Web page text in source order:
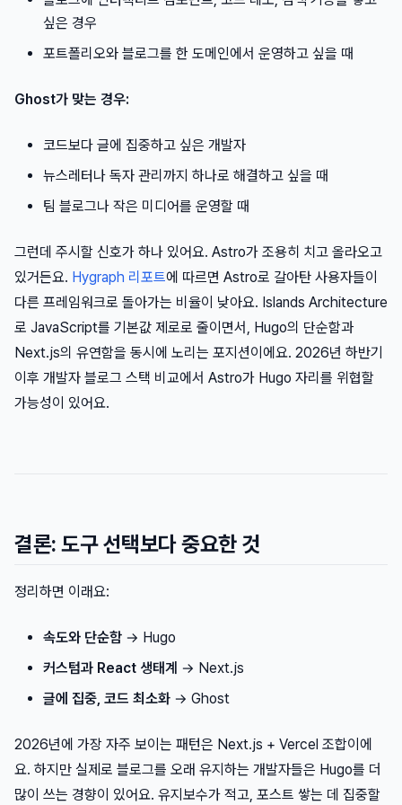
싶은 경우
포트폴리오와 블로그를 한 도메인에서 운영하고 싶을 때
Ghost가 맞는 경우:
코드보다 글에 집중하고 싶은 개발자
뉴스레터나 독자 관리까지 하나로 해결하고 싶을 때
팀 블로그나 작은 미디어를 운영할 때
그런데 주시할 신호가 하나 있어요. Astro가 조용히 치고 올라오고
있거든요. Hygraph 리포트에 따르면 Astro로 갈아탄 사용자들이
다른 프레임워크로 돌아가는 비율이 낮아요. Islands Architecture
로 JavaScript를 기본값 제로로 줄이면서, Hugo의 단순함과
Next.js의 유연함을 동시에 노리는 포지션이에요. 2026년 하반기
이후 개발자 블로그 스택 비교에서 Astro가 Hugo 자리를 위협할
가능성이 있어요.
결론: 도구 선택보다 중요한 것
정리하면 이래요:
속도와 단순함 → Hugo
커스텀과 React 생태계 → Next.js
글에 집중, 코드 최소화 → Ghost
2026년에 가장 자주 보이는 패턴은 Next.js + Vercel 조합이에
요. 하지만 실제로 블로그를 오래 유지하는 개발자들은 Hugo를 더
많이 쓰는 경향이 있어요. 유지보수가 적고, 포스트 쌓는 데 집중할